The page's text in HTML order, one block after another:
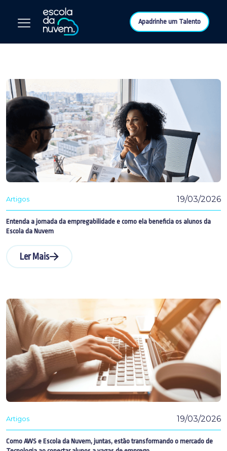
Apadrinhe um Talento
Artigos 19/03/2026
Entenda a jornada da empregabilidade e como ela beneficia os alunos da
Escola da Nuvem
Ler Mais
Artigos 19/03/2026
Como AWS e Escola da Nuvem, juntas, estão transformando o mercado de